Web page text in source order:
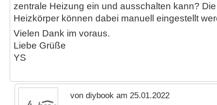
zentrale Heizung ein und ausschalten kann?
Heizkörper können dabei manuell eingestellt
Vielen Dank im voraus.
Liebe Grüße
YS
von diybook am 25.01.2022